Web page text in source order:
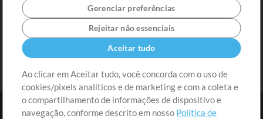
MT Conference
Gerenciar preferências
Rejeitar não essenciais
Aceitar tudo
Ao clicar em Aceitar tudo, você concorda com o uso de
cookies/pixels analíticos e de marketing e com a coleta e
o compartilhamento de informações de dispositivo e
navegação, conforme descrito em nosso Política de